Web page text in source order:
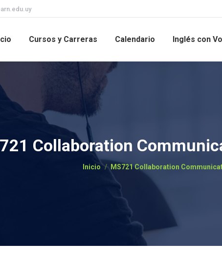
Cursos y Carreras Calendario Inglés con
Collaboration
Estás aquí:
Inicio MS721 Collaboration